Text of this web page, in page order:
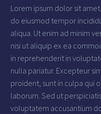
Lorem ipsum dolor sit
do eiusmod tempor
aliqua. Ut enim ad minim
nisi ut aliquip ex ea
in reprehenderit in
nulla pariatur. Excepteur
proident, sunt in culpa qui
laborum. Sed ut
voluptatem accusantium